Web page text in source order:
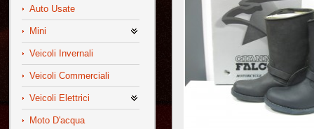
Auto Usate
Mini
Veicoli Invernali
Veicoli Commerciali
Veicoli Elettrici
Moto D'acqua